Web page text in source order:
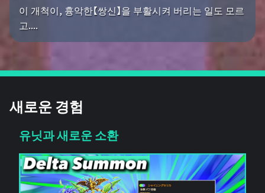
이 개척이, 흉악한【쌍신】을 부활시켜 버리는 일도 모르
고....
새로운 경험
유닛과 새로운 소환